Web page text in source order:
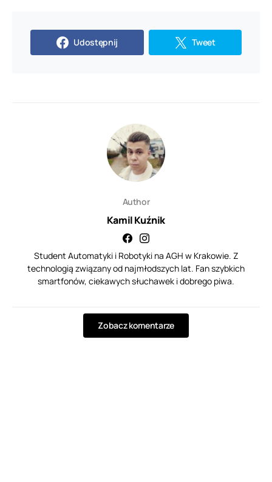
Udostępnij Tweet
Author
Kamil Kuźnik
Student Automatyki i Robotyki na AGH w Krakowie. Z
technologią związany od najmłodszych lat. Fan szybkich
smartfonów, ciekawych słuchawek i dobrego piwa.
Zobacz komentarze